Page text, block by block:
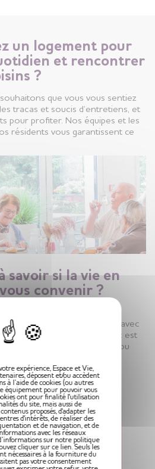
un logement pour
et rencontrer
?
que vous vous sentiez
tracas et soucis d’entretiens, et
pour profiter. Nos équipes et les
résidents vous garantissent ce
savoir si la vie en
convenir ?
votre temps.
la résidence, échanger avec
Ensuite, quand votre choix est
notre séjour temporaire ou
expérience, Espace et Vie,
déposent et/ou accèdent
à l’aide de cookies (ou autres
équipement pour pouvoir vous
ont pour finalité l'utilisation
du site, mais aussi de
proposés, d'adapter les
d'intérêts, de réaliser des
et de navigation, et de
avec les réseaux
sur notre politique
cliquer sur ce lien. Seuls les
nécessaires à la fourniture du
pas votre consentement